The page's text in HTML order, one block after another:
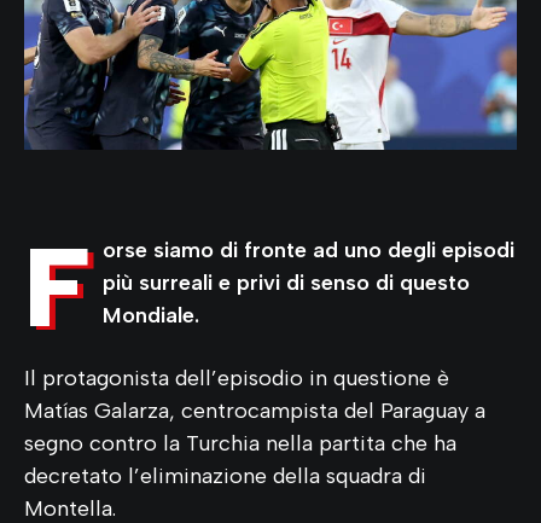
F orse siamo di fronte ad uno degli episodi
più surreali e privi di senso di questo
Mondiale.
Il protagonista dell’episodio in questione è
Matías Galarza, centrocampista del Paraguay a
segno contro la Turchia nella partita che ha
decretato l’eliminazione della squadra di
Montella.